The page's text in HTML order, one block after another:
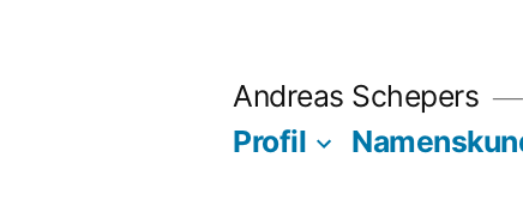
Andreas Schepers
Profil